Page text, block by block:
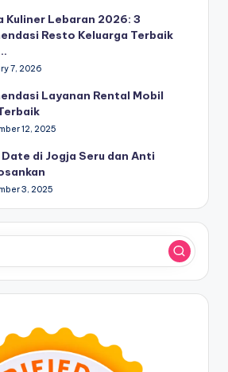
Kuliner Lebaran 2026: 3
Resto Keluarga Terbaik
7, 2026
Layanan Rental Mobil
12, 2025
Date di Jogja Seru dan Anti
3, 2025